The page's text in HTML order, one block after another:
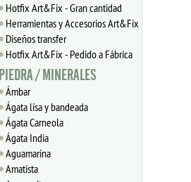
Hotfix Art&Fix - Gran cantidad
Herramientas y Accesorios Art&Fix
Diseños transfer
Hotfix Art&Fix - Pedido a Fábrica
PIEDRA / MINERALES
Ámbar
Ágata lisa y bandeada
Ágata Carneola
Ágata India
Aguamarina
Amatista